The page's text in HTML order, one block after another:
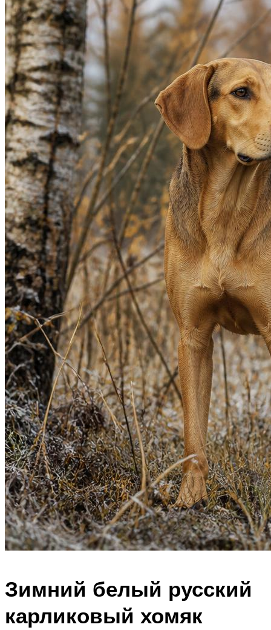
Зимний белый русский
карликовый хомяк